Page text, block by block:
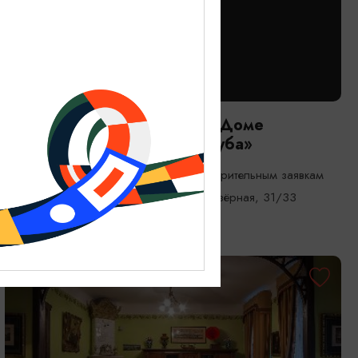
Постоянная экспозиция в «Доме
ретротехники АвтоРетроКлуба»
01.01.2025 - 31.12.2026, по предварительным заявкам
Калининград, г. Калининград, ул. Озёрная, 31/33